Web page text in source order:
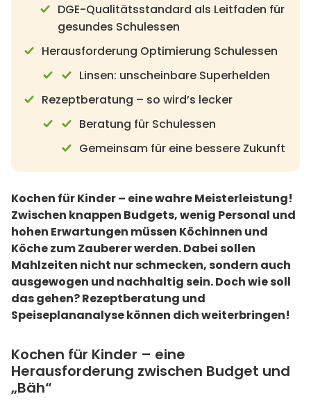
DGE-Qualitätsstandard als Leitfaden für
gesundes Schulessen
Herausforderung Optimierung Schulessen
Linsen: unscheinbare Superhelden
Rezeptberatung – so wird’s lecker
Beratung für Schulessen
Gemeinsam für eine bessere Zukunft
Kochen für Kinder – eine wahre Meisterleistung!
Zwischen knappen Budgets, wenig Personal und
hohen Erwartungen müssen Köchinnen und
Köche zum Zauberer werden. Dabei sollen
Mahlzeiten nicht nur schmecken, sondern auch
ausgewogen und nachhaltig sein. Doch wie soll
das gehen? Rezeptberatung und
Speiseplananalyse können dich weiterbringen!
Kochen für Kinder – eine
Herausforderung zwischen Budget und
„Bäh“